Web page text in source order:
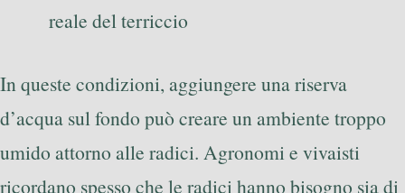
reale del terriccio
In queste condizioni, aggiungere una riserva
d’acqua sul fondo può creare un ambiente troppo
umido attorno alle radici. Agronomi e vivaisti
ricordano spesso che le radici hanno bisogno sia di